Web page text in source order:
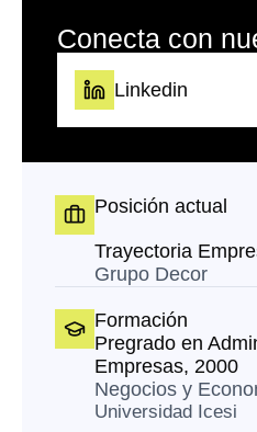
Conecta con
Linkedin
Posición actual
Trayectoria
Grupo Decor
Formación
Pregrado en
Empresas, 2000
Negocios y
Universidad Icesi